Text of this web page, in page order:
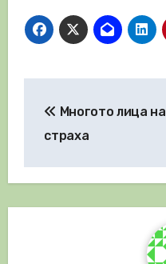
Многото лица на
страха